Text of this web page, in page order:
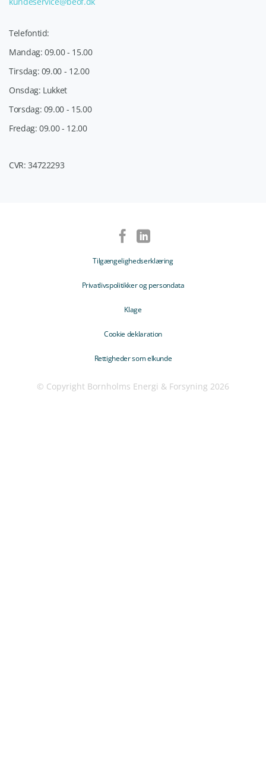
Telefontid:
Mandag: 09.00 - 15.00
Tirsdag: 09.00 - 12.00
Onsdag: Lukket
Torsdag: 09.00 - 15.00
Fredag: 09.00 - 12.00
CVR: 34722293
Tilgængelighedserklæring
Privatlivspolitikker og persondata
Klage
Cookie deklaration
Rettigheder som elkunde
© Copyright Bornholms Energi & Forsyning 2026